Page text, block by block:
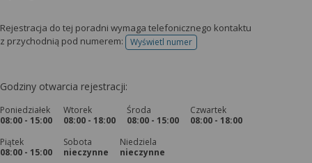
Rejestracja do tej poradni wymaga telefonicznego kontaktu
z przychodnią pod numerem:
Wyświetl numertelefonu do rejestracji
Godziny otwarcia rejestracji:
Poniedziałek
08:00 - 15:00
Wtorek
08:00 - 18:00
Środa
08:00 - 15:00
Czwartek
08:00 - 18:00
Piątek
08:00 - 15:00
Sobota
nieczynne
Niedziela
nieczynne